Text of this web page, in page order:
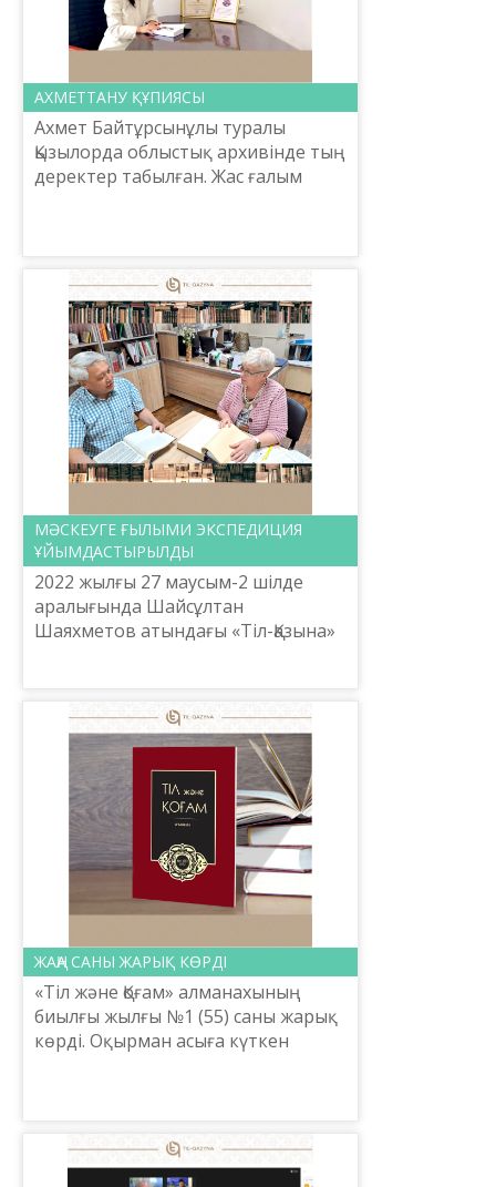
АХМЕТТАНУ ҚҰПИЯСЫ
Ахмет Байтұрсынұлы туралы
Қызылорда облыстық архивінде тың
деректер табылған. Жас ғалым
МӘСКЕУГЕ ҒЫЛЫМИ ЭКСПЕДИЦИЯ
ҰЙЫМДАСТЫРЫЛДЫ
2022 жылғы 27 маусым-2 шілде
аралығында Шайсұлтан
Шаяхметов атындағы «Тіл-Қазына»
белгілі ғалым Ербол Тілешов
Мәскеуге ғыл...
ЖАҢА САНЫ ЖАРЫҚ КӨРДІ
«Тіл және Қоғам» алманахының
биылғы жылғы №1 (55) саны жарық
көрді. Оқырман асыға күткен